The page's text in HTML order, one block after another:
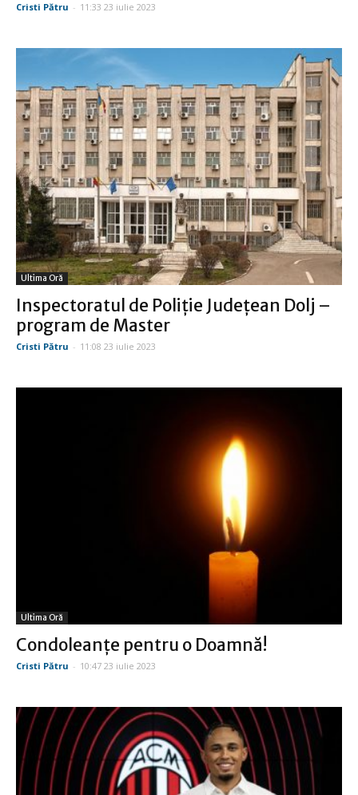
Cristi Pătru - 11:33 23 iulie 2023
Ultima Oră
Inspectoratul de Poliţie Judeţean Dolj –
program de Master
Cristi Pătru - 11:08 23 iulie 2023
Ultima Oră
Condoleanţe pentru o Doamnă!
Cristi Pătru - 10:47 23 iulie 2023